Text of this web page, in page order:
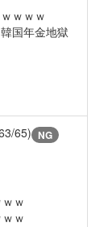
ｗｗｗ
国年金地獄
65) NG
ｗ
ｗ